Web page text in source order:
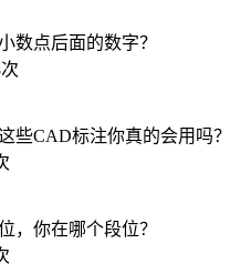
数点后面的数字？
些CAD标注你真的会用吗？
，你在哪个段位？